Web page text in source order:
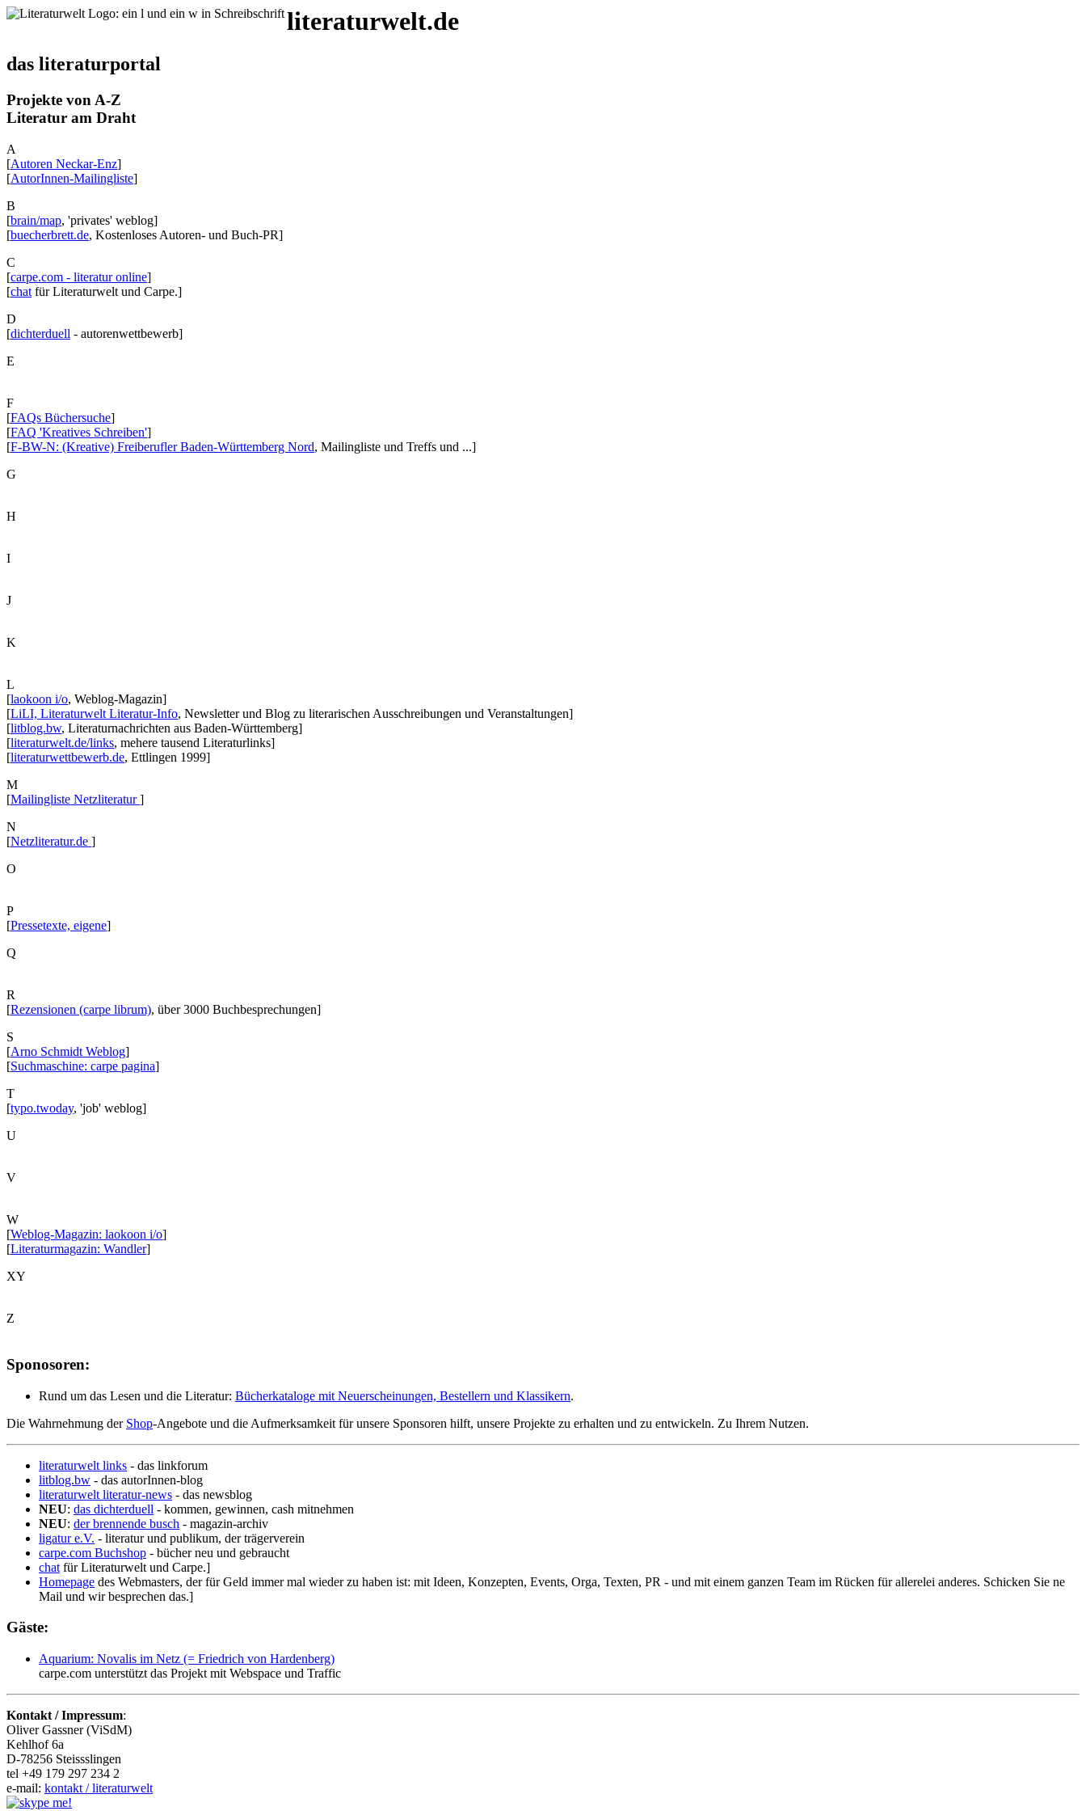
literaturwelt.de
das literaturportal
Projekte von A-Z
Literatur am Draht
A
[Autoren Neckar-Enz]
[AutorInnen-Mailingliste]
B
[brain/map, 'privates' weblog]
[buecherbrett.de, Kostenloses Autoren- und Buch-PR]
C
[carpe.com - literatur online]
[chat für Literaturwelt und Carpe.]
D
[dichterduell - autorenwettbewerb]
E
F
[FAQs Büchersuche]
[FAQ 'Kreatives Schreiben']
[F-BW-N: (Kreative) Freiberufler Baden-Württemberg Nord, Mailingliste und Treffs und ...]
G
H
I
J
K
L
[laokoon i/o, Weblog-Magazin]
[LiLI, Literaturwelt Literatur-Info, Newsletter und Blog zu literarischen Ausschreibungen und Veranstaltungen]
[litblog.bw, Literaturnachrichten aus Baden-Württemberg]
[literaturwelt.de/links, mehere tausend Literaturlinks]
[literaturwettbewerb.de, Ettlingen 1999]
M
[Mailingliste Netzliteratur]
N
[Netzliteratur.de ]
O
P
[Pressetexte, eigene]
Q
R
[Rezensionen (carpe librum), über 3000 Buchbesprechungen]
S
[Arno Schmidt Weblog]
[Suchmaschine: carpe pagina]
T
[typo.twoday, 'job' weblog]
U
V
W
[Weblog-Magazin: laokoon i/o]
[Literaturmagazin: Wandler]
XY
Z
Sponosoren:
Rund um das Lesen und die Literatur: Bücherkataloge mit Neuerscheinungen, Bestellern und Klassikern.
Die Wahrnehmung der Shop-Angebote und die Aufmerksamkeit für unsere Sponsoren hilft, unsere Projekte zu erhalten und zu entwickeln. Zu Ihrem Nutzen.
literaturwelt links - das linkforum
litblog.bw - das autorInnen-blog
literaturwelt literatur-news - das newsblog
NEU: das dichterduell - kommen, gewinnen, cash mitnehmen
NEU: der brennende busch - magazin-archiv
ligatur e.V. - literatur und publikum, der trägerverein
carpe.com Buchshop - bücher neu und gebraucht
chat für Literaturwelt und Carpe.]
Homepage des Webmasters, der für Geld immer mal wieder zu haben ist: mit Ideen, Konzepten, Events, Orga, Texten, PR - und mit einem ganzen Team im Rücken für allerelei anderes. Schicken Sie ne
Mail und wir besprechen das.]
Gäste:
Aquarium: Novalis im Netz (= Friedrich von Hardenberg)
carpe.com unterstützt das Projekt mit Webspace und Traffic
Kontakt / Impressum:
Oliver Gassner (ViSdM)
Kehlhof 6a
D-78256 Steissslingen
tel +49 179 297 234 2
e-mail: kontakt / literaturwelt